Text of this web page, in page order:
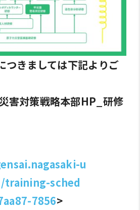
つきましては下記よりご
害対策戦略本部HP_研修
u
sched
7856>